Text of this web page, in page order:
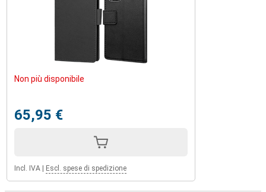
Non più disponibile
65,95 €
Incl. IVA Escl. spese di spedizione